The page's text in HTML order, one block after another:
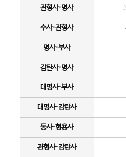
관형사·명사
수사·관형사
명사·부사
감탄사·명사
대명사·부사
대명사·감탄사
동사·형용사
관형사·감탄사